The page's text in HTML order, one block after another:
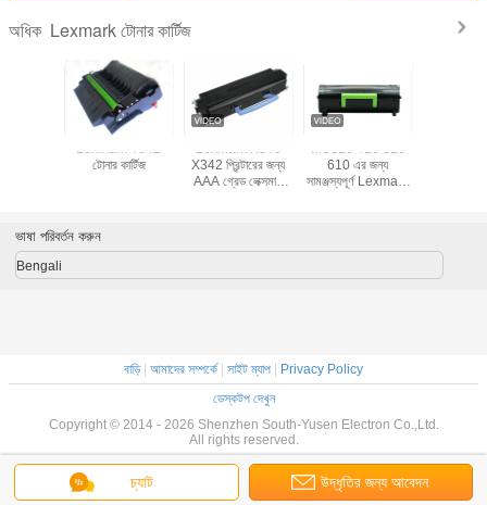
অধিক Lexmark টোনার কার্টিজ
Lexmark T642
টোনার কার্টিজ
Lexmark X340
X342 প্রিন্টারের জন্য
AAA গ্রেড লেক্সমার্ক
MS310 410 510
610 এর জন্য
সামঞ্জস্যপূর্ণ Lexmark
চ্যাট উদ্ধৃতির জন্য আবেদন
ভাষা পরিবর্তন করুন
Bengali
বাড়ি| আমাদের সম্পর্কে| সাইট ম্যাপ | Privacy Policy
ডেস্কটপ দেখুন
Copyright © 2014 - 2026 Shenzhen South-Yusen Electron Co.,Ltd.
All rights reserved.